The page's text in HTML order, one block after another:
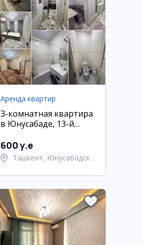
Аренда квартир
3-комнатная квартира
в Юнусабаде, 13-й
мебелью и ремонтом
600 y.e
Ташкент, Юнусабадский